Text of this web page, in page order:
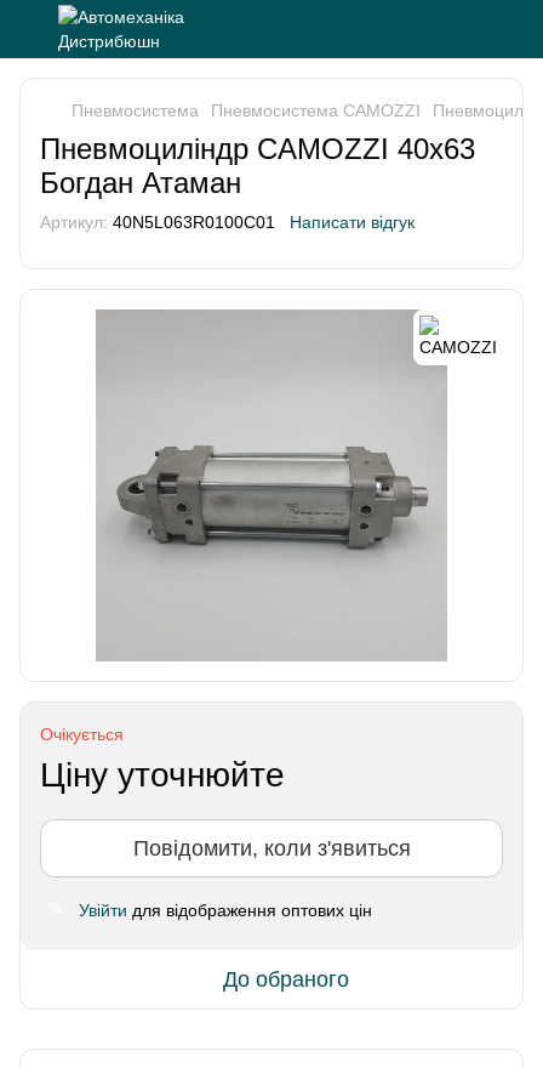
Пневмосистема Пневмосистема CAMOZZI
Пневмоциліндр CAMOZZI 40х63
Богдан Атаман
Артикул: 40N5L063R0100C01 Написати відгук
Очікується
Ціну уточнюйте
Повідомити, коли з'явиться
Увійти для відображення оптових цін
До обраного